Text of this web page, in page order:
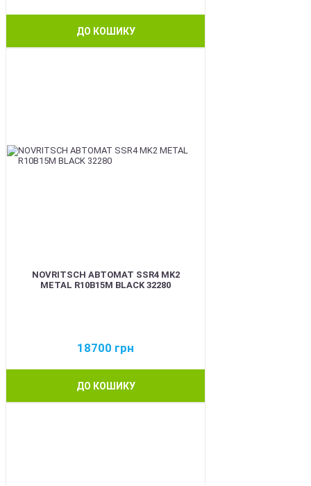
ДО КОШИКУ
NOVRITSCH АВТОМАТ SSR4 MK2
METAL R10B15M BLACK 32280
18700 грн
ДО КОШИКУ